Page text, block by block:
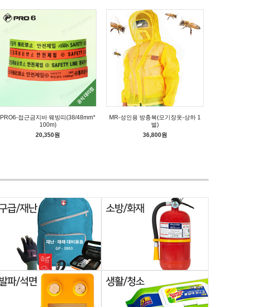
PRO6-접근금지바 웨빙띠(38/48mm*
100m)
20,350원
MR-성인용 방충복(모기장옷-상하 1
벌)
36,800원